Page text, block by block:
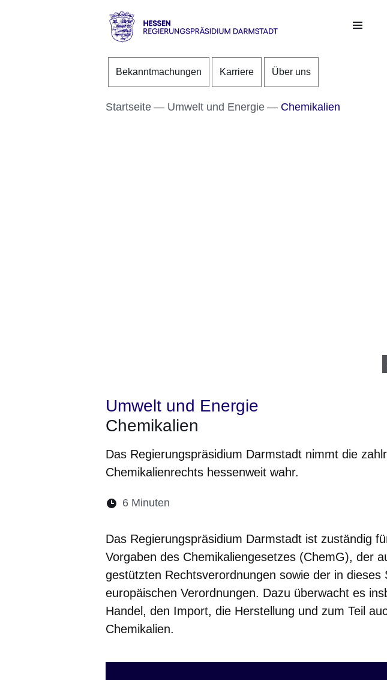
Direkt zum Kopf der Seite
Direkt zum Inhalt
Direkt zum Fuß der Seite
RP
Bekanntmachungen Karriere Über uns
Startseite Umwelt und Energie Chemikalien
Umwelt und Energie
Chemikalien
Das Regierungspräsidium Darmstadt nimmt die
Chemikalienrechts hessenweit wahr.
Lesedauer:
6 Minuten
Das Regierungspräsidium Darmstadt ist zuständig
Vorgaben des Chemikaliengesetzes (ChemG), der
gestützten Rechtsverordnungen sowie der in dieses
europäischen Verordnungen. Dazu überwacht es
Handel, den Import, die Herstellung und zum Teil
Chemikalien.